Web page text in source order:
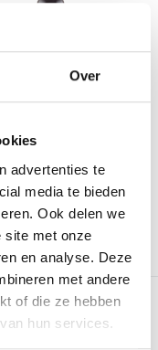
Over
advertenties te
media te bieden
Ook delen we
site met onze
en analyse. Deze
met andere
of die ze hebben
hun services.
Zonder